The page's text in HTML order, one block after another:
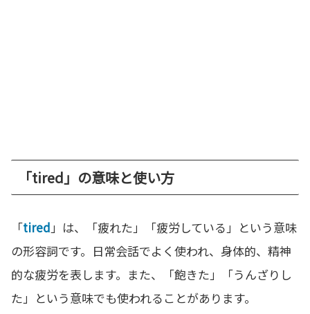
「tired」の意味と使い方
「tired 」は、「疲れた」「疲労している」という意味
の形容詞です。日常会話でよく使われ、身体的、精神
的な疲労を表します。また、「飽きた」「うんざりし
た」という意味でも使われることがあります。